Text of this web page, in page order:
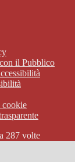
il Pubblico
cookie
287 volte